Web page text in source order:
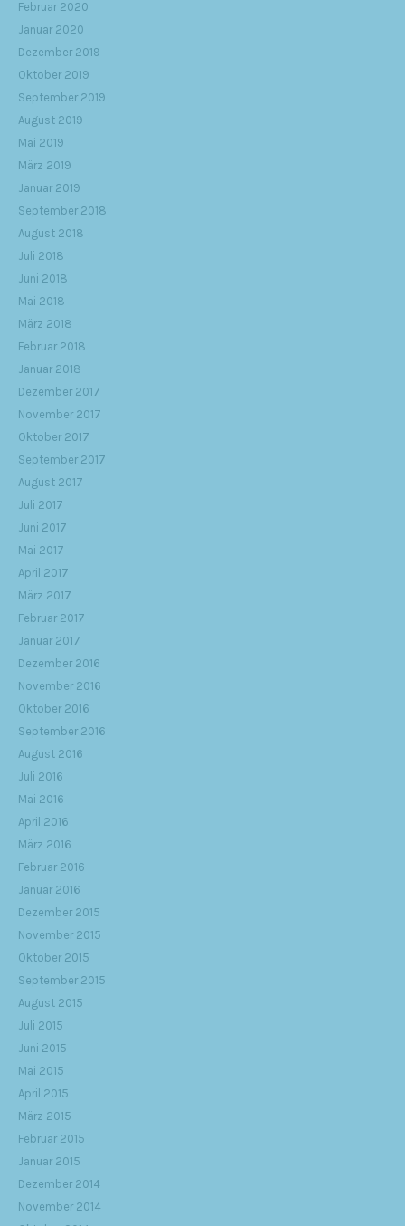
Februar 2020
Januar 2020
Dezember 2019
Oktober 2019
September 2019
August 2019
Mai 2019
März 2019
Januar 2019
September 2018
August 2018
Juli 2018
Juni 2018
Mai 2018
März 2018
Februar 2018
Januar 2018
Dezember 2017
November 2017
Oktober 2017
September 2017
August 2017
Juli 2017
Juni 2017
Mai 2017
April 2017
März 2017
Februar 2017
Januar 2017
Dezember 2016
November 2016
Oktober 2016
September 2016
August 2016
Juli 2016
Mai 2016
April 2016
März 2016
Februar 2016
Januar 2016
Dezember 2015
November 2015
Oktober 2015
September 2015
August 2015
Juli 2015
Juni 2015
Mai 2015
April 2015
März 2015
Februar 2015
Januar 2015
Dezember 2014
November 2014